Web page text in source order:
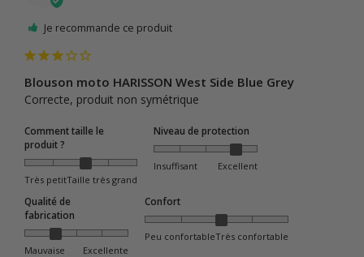
Je recommande ce produit
Blouson moto HARISSON West Side Blue Grey
Correcte, produit non symétrique
Comment taille le
produit ?
Très petitTaille très grand
Niveau de protection
Insuffisant Excellent
Qualité de
fabrication
Mauvaise Excellente
Confort
Peu confortableTrès confortable